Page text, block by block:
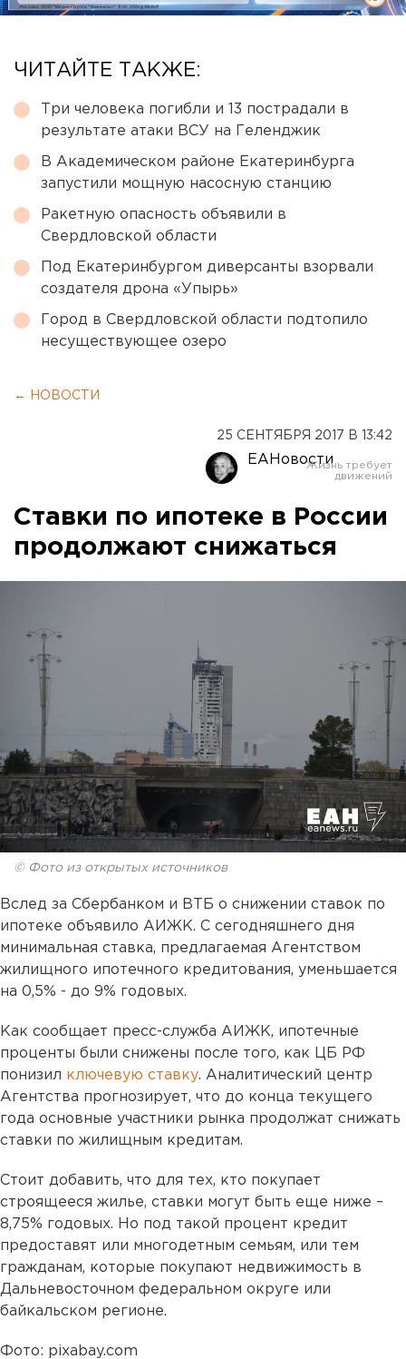
ЧИТАЙТЕ ТАКЖЕ:
Три человека погибли и 13 пострадали в
результате атаки ВСУ на Геленджик
В Академическом районе Екатеринбурга
запустили мощную насосную станцию
Ракетную опасность объявили в
Свердловской области
Под Екатеринбургом диверсанты взорвали
создателя дрона «Упырь»
Город в Свердловской области подтопило
несуществующее озеро
← НОВОСТИ
25 СЕНТЯБРЯ 2017 В 13:42
ЕАНовости
Ставки по ипотеке в России
продолжают снижаться
© Фото из открытых источников
Вслед за Сбербанком и ВТБ о снижении ставок по
ипотеке объявило АИЖК. С сегодняшнего дня
минимальная ставка, предлагаемая Агентством
жилищного ипотечного кредитования, уменьшается
на 0,5% - до 9% годовых.
Как сообщает пресс-служба АИЖК, ипотечные
проценты были снижены после того, как ЦБ РФ
понизил ключевую ставку. Аналитический центр
Агентства прогнозирует, что до конца текущего
года основные участники рынка продолжат снижать
ставки по жилищным кредитам.
Стоит добавить, что для тех, кто покупает
строящееся жилье, ставки могут быть еще ниже –
8,75% годовых. Но под такой процент кредит
предоставят или многодетным семьям, или тем
гражданам, которые покупают недвижимость в
Дальневосточном федеральном округе или
байкальском регионе.
Фото: pixabay.com